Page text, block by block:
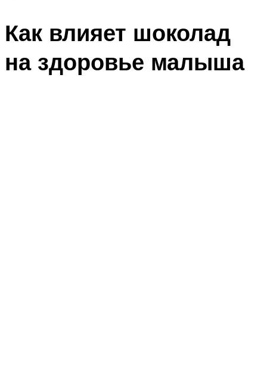
Как влияет шоколад
на здоровье малыша